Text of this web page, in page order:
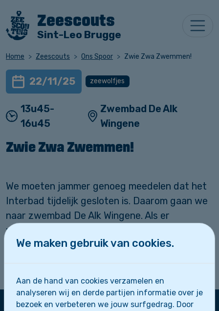
Zeescouts
Sint-Leo Brugge
Home Zeescouts Ons Spoor Zwie Zwa Zwemmen!
22/11/25 zeewolfjes
13u45-
16u45
Zwembad De Alk
Wingene
Zwie Zwa Zwemmen!
We moeten jammer genoeg meedelen dat het
Interbad tijdelijk gesloten is. Daarom gaan we
naar zwembad De Alk Wingene. Als er
problemen zijn met vervoer of de prijs, mag je
altijd een berichtje sturen naar de leiding.
We maken gebruik van cookies.
Aan de hand van cookies verzamelen en
analyseren wij en derde partijen informatie over je
bezoek en verbeteren we jouw surfgedrag. Door